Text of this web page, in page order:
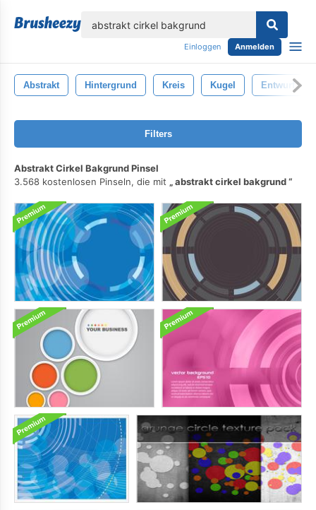
Einloggen Anmelden
Abstrakt Hintergrund Kreis Kugel Entwurf
Filters
Abstrakt Cirkel Bakgrund Pinsel
3.568 kostenlosen Pinseln, die mit
abstrakt cirkel bakgrund